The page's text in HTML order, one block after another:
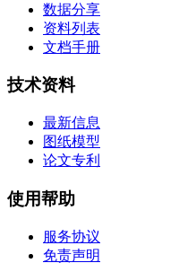
数据分享
资料列表
文档手册
技术资料
最新信息
图纸模型
论文专利
使用帮助
服务协议
免责声明